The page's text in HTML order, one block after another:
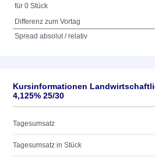
für 0 Stück
Differenz zum Vortag
Spread absolut / relativ
Kursinformationen
4,125% 25/30
Tagesumsatz
Tagesumsatz in Stück